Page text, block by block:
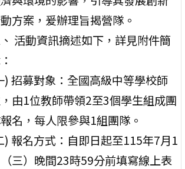
方案，爰辦理旨揭營隊。
活動資訊摘述如下，詳見附件簡
) 招募對象：全國高級中等學校師
由1位教師帶領2至3個學生組成團
名，每人限參與1組團隊。
) 報名方式：自即日起至115年7月1
三）晚間23時59分前填寫線上表